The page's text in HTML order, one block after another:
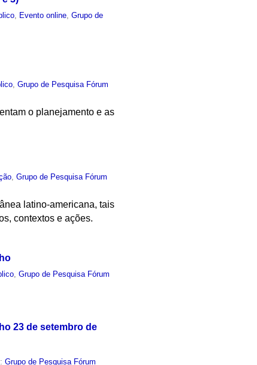
Evento online ,Grupo de
,Grupo de Pesquisa Fórum
o planejamento e as
,Grupo de Pesquisa Fórum
latino-americana, tais
contextos e ações.
,Grupo de Pesquisa Fórum
23 de setembro de
Grupo de Pesquisa Fórum